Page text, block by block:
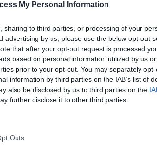
My Personal Information
sharing to third parties, or processing of your
advertising by us, please use the below opt-out
that after your opt-out request is processed
based on personal information utilized by us
prior to your opt-out. You may separately
information by third parties on the IAB’s list of
also be disclosed by us to third parties on the
further disclose it to other third parties.
Outs